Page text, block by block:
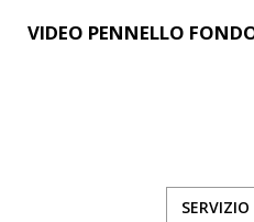
VIDEO PENNELLO